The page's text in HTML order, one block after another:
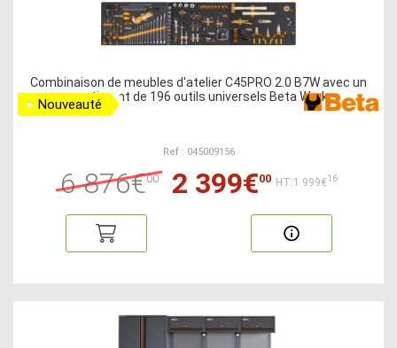
Combinaison de meubles d'atelier C45PRO 2.0 B7W avec un
assortiment de 196 outils universels Beta Worker
Nouveauté
Ref : 045009156
6 876€00 2 399€00 HT:1 999€16